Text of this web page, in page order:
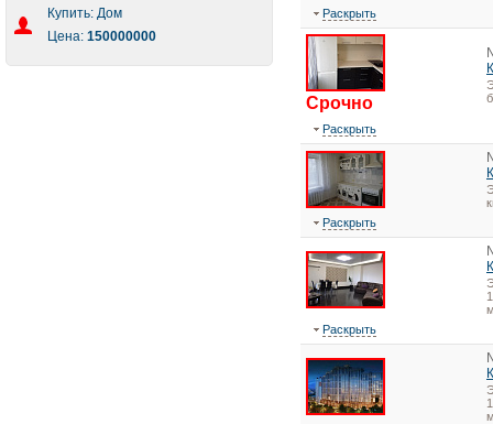
Купить: Дом
Цена: 150000000
Раскрыть
Срочно
Раскрыть
Раскрыть
Раскрыть